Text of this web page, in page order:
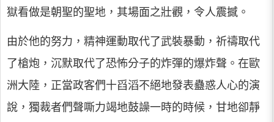
獄看做是朝聖的聖地，其場面之壯觀，令人震撼。
由於他的努力，精神運動取代了武裝暴動，祈禱取代
了槍炮，沉默取代了恐怖分子的炸彈的爆炸聲。在歐
洲大陸，正當政客們十舀滔不絕地發表蠱惑人心的演
說，獨裁者們聲嘶力竭地鼓譟一時的時候，甘地卻靜